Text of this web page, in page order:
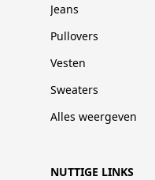
Jeans
Pullovers
Vesten
Sweaters
Alles weergeven
NUTTIGE LINKS